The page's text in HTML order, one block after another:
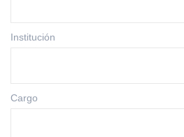
Institución
Cargo